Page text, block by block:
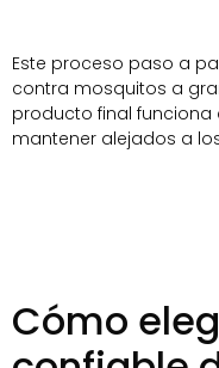
Este proceso paso a
contra mosquitos a
producto final
mantener alejados a
Cómo